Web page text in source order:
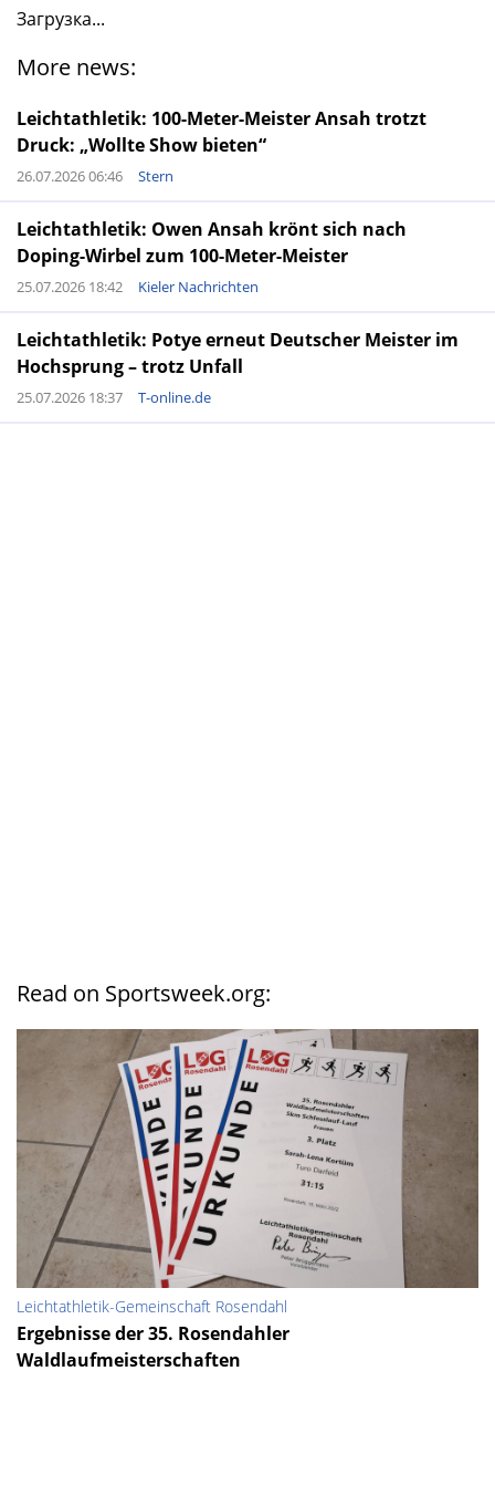
Загрузка...
More news:
Leichtathletik: 100-Meter-Meister Ansah trotzt
Druck: „Wollte Show bieten“
26.07.2026 06:46 Stern
Leichtathletik: Owen Ansah krönt sich nach
Doping-Wirbel zum 100-Meter-Meister
25.07.2026 18:42 Kieler Nachrichten
Leichtathletik: Potye erneut Deutscher Meister im
Hochsprung – trotz Unfall
25.07.2026 18:37 T-online.de
Read on Sportsweek.org:
Leichtathletik-Gemeinschaft Rosendahl
Ergebnisse der 35. Rosendahler
Waldlaufmeisterschaften